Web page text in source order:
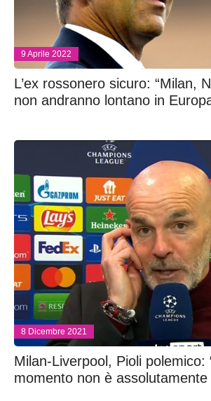
9 Aprile 2022
L’ex rossonero sicuro: “Milan,
non andranno lontano in
8 Dicembre 2021
Milan-Liverpool, Pioli polemico:
momento non è assolutamente